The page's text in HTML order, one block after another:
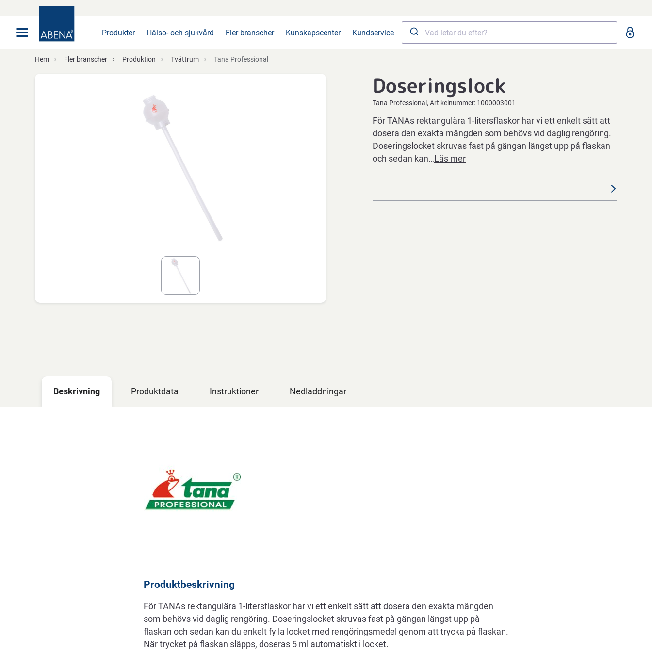
Produkter Hälso- och sjukvård Fler branscher Kunskapscenter Kundservice
Hem Fler branscher Produktion Tvättrum Tana Professional
Doseringslock
Tana Professional Artikelnummer: 1000003001
För TANAs rektangulära 1-litersflaskor har vi ett enkelt sätt att
dosera den exakta mängden som behövs vid daglig rengöring.
Doseringslocket skruvas fast på gängan längst upp på flaskan
och sedan kan…Läs mer
Beskrivning Produktdata Instruktioner Nedladdningar
Produktbeskrivning
För TANAs rektangulära 1-litersflaskor har vi ett enkelt sätt att dosera den exakta mängden
som behövs vid daglig rengöring. Doseringslocket skruvas fast på gängan längst upp på
flaskan och sedan kan du enkelt fylla locket med rengöringsmedel genom att trycka på flaskan.
När trycket på flaskan släpps, doseras 5 ml automatiskt i locket.